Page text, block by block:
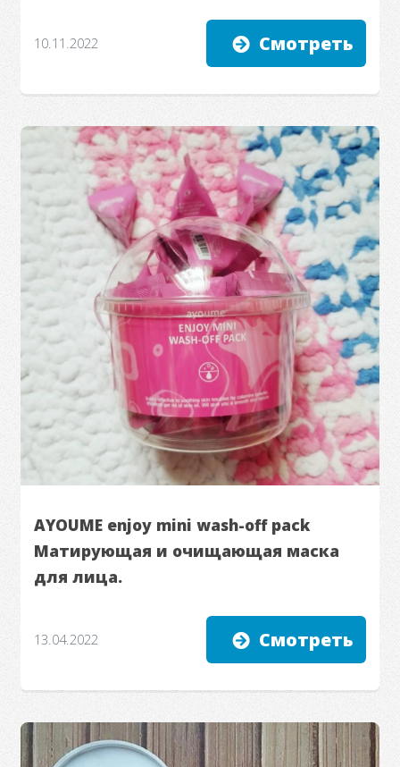
10.11.2022 Смотреть
AYOUME enjoy mini wash-off pack
Матирующая и очищающая маска
для лица.
13.04.2022 Смотреть